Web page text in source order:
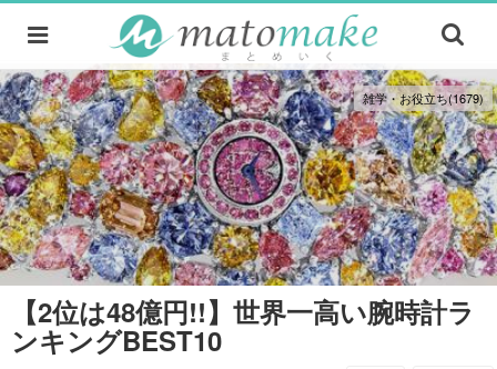
雑学・お役立ち(1679)
【2位は48億円!!】世界一高い腕時計ラ
ンキングBEST10